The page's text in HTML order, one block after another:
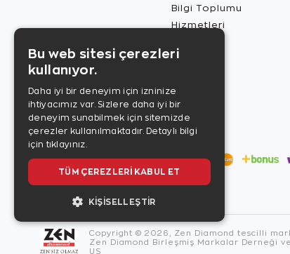
Bilgi Toplumu
Hizmetleri
Copyright © 2026, Zen Diamond tescilli
Zen Diamond Birleşmiş Markalar Derneği
US
Bu web sitesi çerezleri
kullanıyor.
Daha iyi bir deneyim için izninize
ihtiyacımız var. Sizlere daha iyi bir
deneyim sunabilmek için sitemizde
çerezler kullanılmaktadır. Detaylı bilgi
için tıklayınız.
TÜM ÇEREZLERI KABUL ET
KIŞISELLEŞTIR